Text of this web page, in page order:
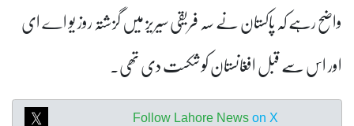
نے سہ فریقی سیریز میں گزشتہ روز یو اے ای
کو شکست دی تھی۔
Follow Lahore News